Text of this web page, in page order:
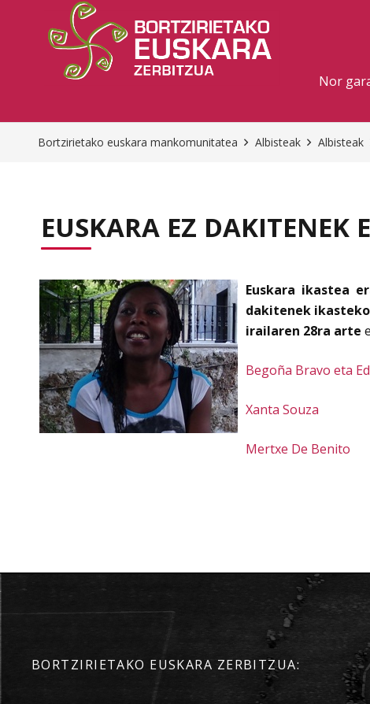
Nor
Bortzirietako euskara mankomunitatea Albisteak Albisteak
EUSKARA EZ DAKITENEK
Euskara ikastea
dakitenek
irailaren 28ra arte
Begoña Bravo eta
Xanta Souza
Mertxe De Benito
BORTZIRIETAKO EUSKARA ZERBITZUA: